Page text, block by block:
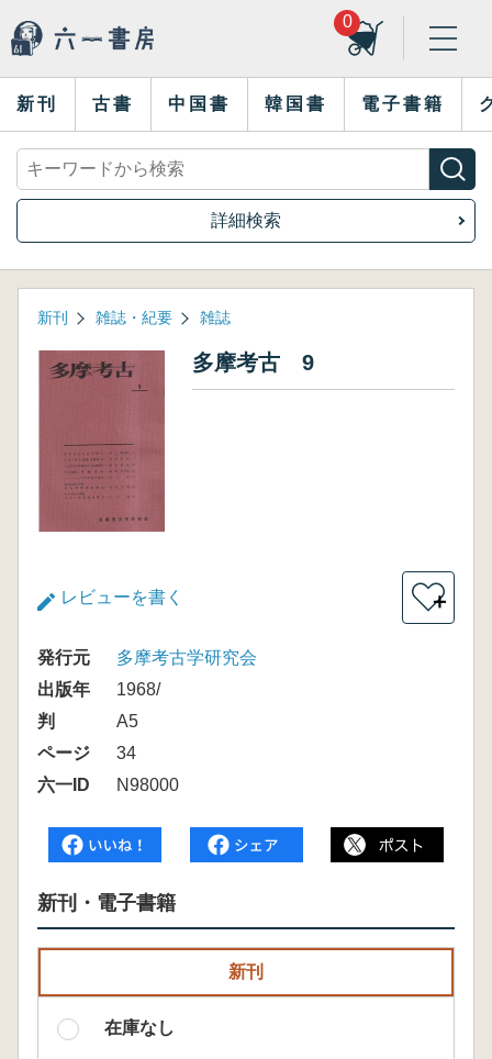
0
新刊 古書 中国書 韓国書 電子書籍
詳細検索
新刊 雑誌・紀要 雑誌
多摩考古 9
レビューを書く ＋
発行元
多摩考古学研究会
出版年
1968/
判
A5
ページ
34
六一ID
N98000
新刊・電子書籍
新刊
在庫なし